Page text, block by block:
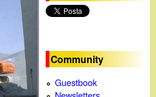
Community
Guestbook